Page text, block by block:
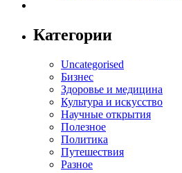
Категории
Uncategorised
Бизнес
Здоровье и медицина
Культура и искусство
Научные открытия
Полезное
Политика
Путешествия
Разное